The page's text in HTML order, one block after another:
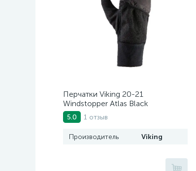
Перчатки Viking 20-21
Windstopper Atlas Black
5.0 1 отзыв
Производитель Viking